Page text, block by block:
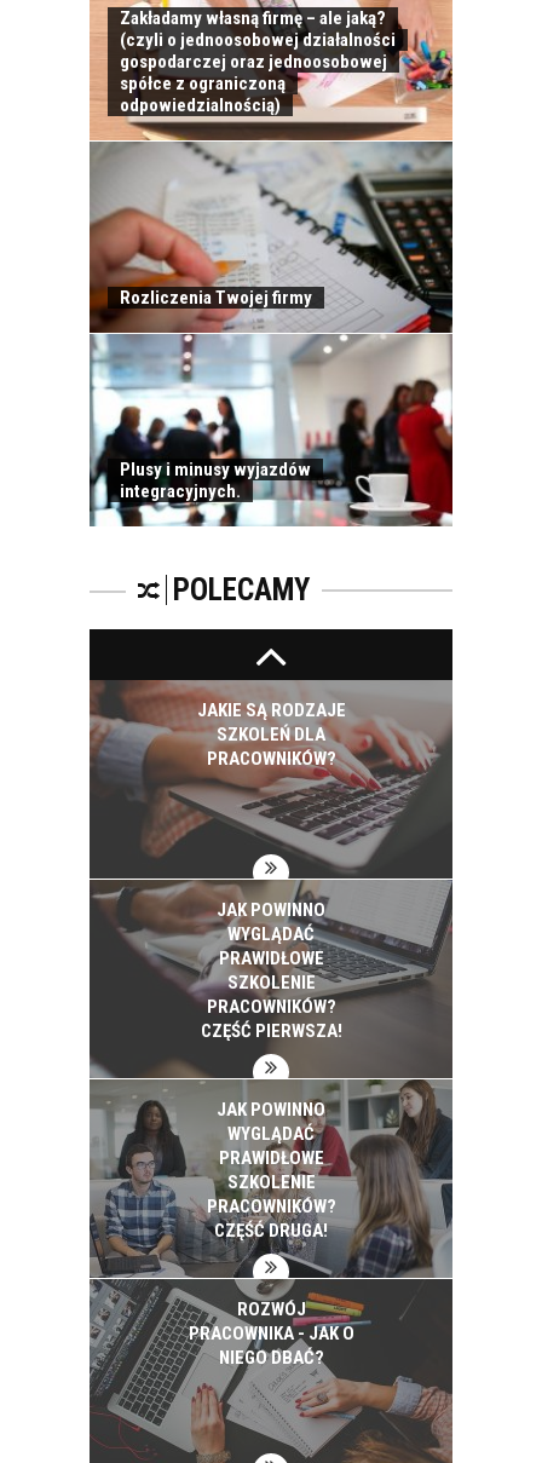
Zakładamy własną firmę – ale jaką?
(czyli o jednoosobowej działalności
gospodarczej oraz jednoosobowej
spółce z ograniczoną
odpowiedzialnością)
Rozliczenia Twojej firmy
Plusy i minusy wyjazdów
integracyjnych.
POLECAMY
PRACOWNIKÓW?
CZĘŚĆ PIERWSZA!
JAK POWINNO
WYGLĄDAĆ
PRAWIDŁOWE
SZKOLENIE
PRACOWNIKÓW?
CZĘŚĆ DRUGA!
ROZWÓJ
PRACOWNIKA - JAK O
NIEGO DBAĆ?
PRACOWNICY -
JAKIE SĄ RODZAJE
SZKOLEŃ DLA
PRACOWNIKÓW?
JAK POWINNO
WYGLĄDAĆ
PRAWIDŁOWE
SZKOLENIE
PRACOWNIKÓW?
CZĘŚĆ PIERWSZA!
JAK POWINNO
WYGLĄDAĆ
PRAWIDŁOWE
SZKOLENIE
PRACOWNIKÓW?
CZĘŚĆ DRUGA!
ROZWÓJ
PRACOWNIKA - JAK O
NIEGO DBAĆ?